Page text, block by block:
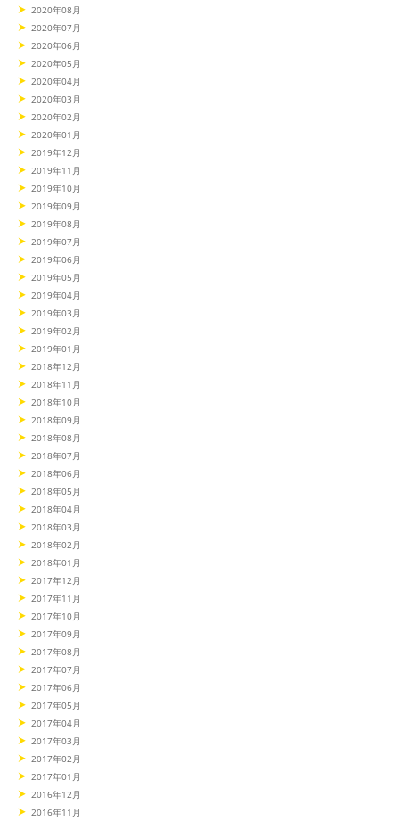
2020年08月
2020年07月
2020年06月
2020年05月
2020年04月
2020年03月
2020年02月
2020年01月
2019年12月
2019年11月
2019年10月
2019年09月
2019年08月
2019年07月
2019年06月
2019年05月
2019年04月
2019年03月
2019年02月
2019年01月
2018年12月
2018年11月
2018年10月
2018年09月
2018年08月
2018年07月
2018年06月
2018年05月
2018年04月
2018年03月
2018年02月
2018年01月
2017年12月
2017年11月
2017年10月
2017年09月
2017年08月
2017年07月
2017年06月
2017年05月
2017年04月
2017年03月
2017年02月
2017年01月
2016年12月
2016年11月